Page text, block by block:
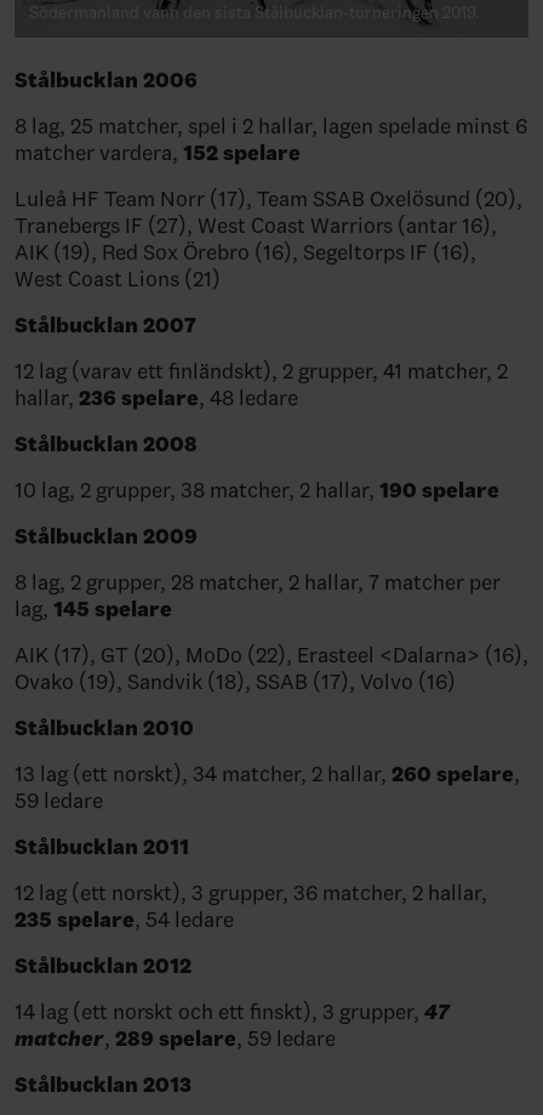
Södermanland vann den sista Stålbucklan-turneringen 2019.
Stålbucklan 2006
8 lag, 25 matcher, spel i 2 hallar, lagen spelade minst 6
matcher vardera, 152 spelare
Luleå HF Team Norr (17), Team SSAB Oxelösund (20),
Tranebergs IF (27), West Coast Warriors (antar 16),
AIK (19), Red Sox Örebro (16), Segeltorps IF (16),
West Coast Lions (21)
Stålbucklan 2007
12 lag (varav ett finländskt), 2 grupper, 41 matcher, 2
hallar, 236 spelare, 48 ledare
Stålbucklan 2008
10 lag, 2 grupper, 38 matcher, 2 hallar, 190 spelare
Stålbucklan 2009
8 lag, 2 grupper, 28 matcher, 2 hallar, 7 matcher per
lag, 145 spelare
AIK (17), GT (20), MoDo (22), Erasteel <Dalarna> (16),
Ovako (19), Sandvik (18), SSAB (17), Volvo (16)
Stålbucklan 2010
13 lag (ett norskt), 34 matcher, 2 hallar, 260 spelare,
59 ledare
Stålbucklan 2011
12 lag (ett norskt), 3 grupper, 36 matcher, 2 hallar,
235 spelare, 54 ledare
Stålbucklan 2012
14 lag (ett norskt och ett finskt), 3 grupper, 47
matcher, 289 spelare, 59 ledare
Stålbucklan 2013